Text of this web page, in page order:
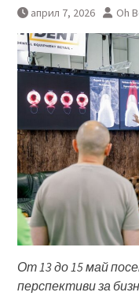
април 7, 2026 Oh
От 13 до 15 май
перспективи за